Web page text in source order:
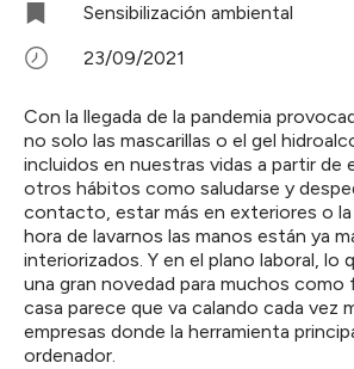
Sensibilización ambiental
23/09/2021
Con la llegada de la pandemia
no solo las mascarillas o el gel
incluidos en nuestras vidas a partir de
otros hábitos como saludarse y
contacto, estar más en exteriores o
hora de lavarnos las manos están ya
interiorizados. Y en el plano laboral, lo
una gran novedad para muchos como
casa parece que va calando cada vez
empresas donde la herramienta
ordenador.